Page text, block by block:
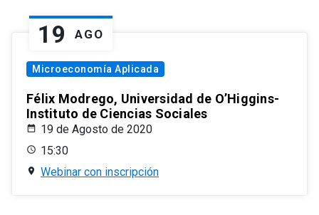
19 AGO
Microeconomía Aplicada
Félix Modrego, Universidad de O’Higgins-
Instituto de Ciencias Sociales
19 de Agosto de 2020
15:30
Webinar con inscripción